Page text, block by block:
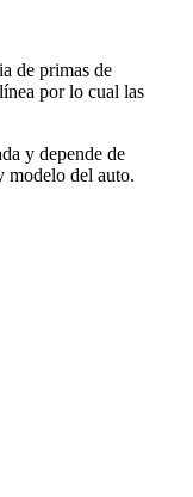
de primas de
por lo cual las
y depende de
modelo del auto.